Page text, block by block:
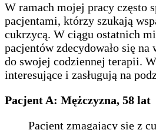
W ramach mojej pracy często
pacjentami, którzy szukają
cukrzycą. W ciągu ostatnich
pacjentów zdecydowało się na
do swojej codziennej terapii.
interesujące i zasługują na
Pacjent A: Mężczyzna, 58 lat
Pacjent zmagający się z